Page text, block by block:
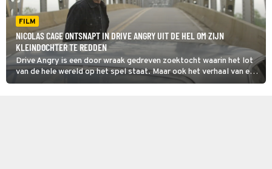
FILM
NICOLAS CAGE ONTSNAPT IN DRIVE ANGRY UIT DE HEL OM ZIJN
KLEINDOCHTER TE REDDEN
Drive Angry is een door wraak gedreven zoektocht waarin het lot
van de hele wereld op het spel staat. Maar ook het verhaal van een
man die wraak wil op de moordenaars van zijn dochter.